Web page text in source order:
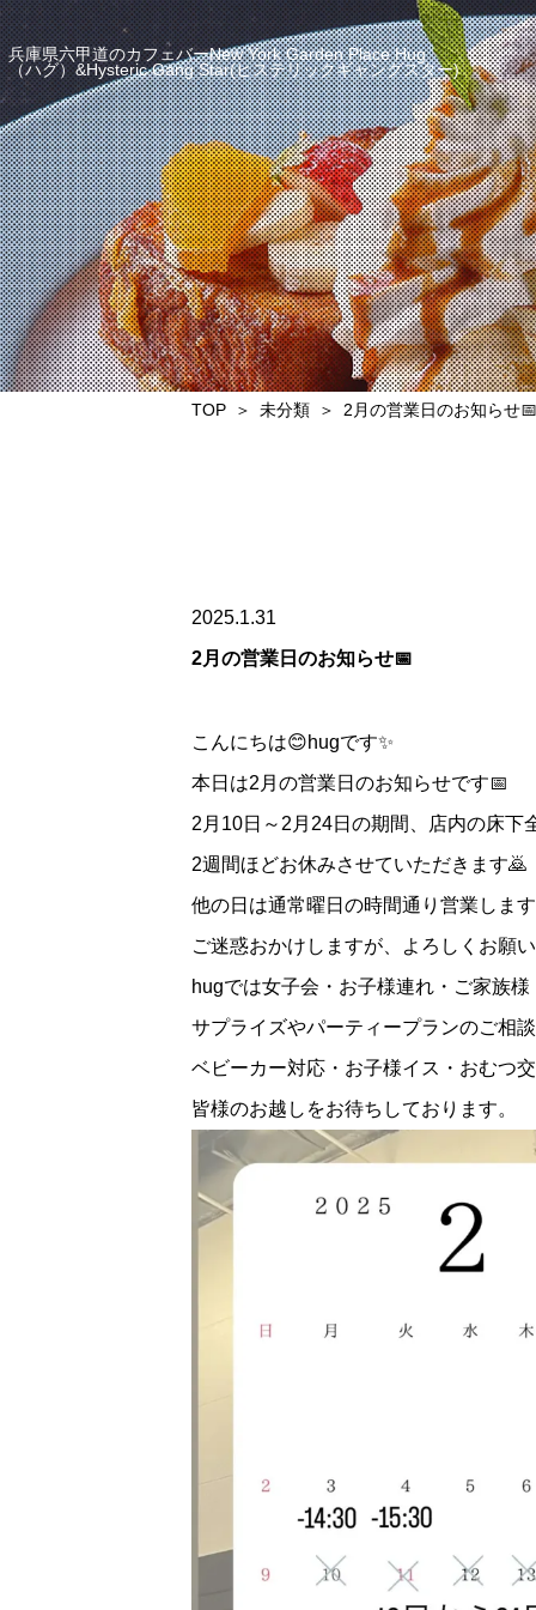
兵庫県六甲道のカフェバーNew York Garden Place Hug
（ハグ）&Hysteric Gang Star(ヒステリックギャングスター)
TOP 未分類 2月の営業日のお知らせ
2025.1.31
2月の営業日のお知らせ📅
こんにちは😊hugです✨
本日は2月の営業日のお知らせです📅
2月10日～2月24日の期間、店内の床下
2週間ほどお休みさせていただきます🙇
他の日は通常曜日の時間通り営業しま
ご迷惑おかけしますが、よろしくお願
hugでは女子会・お子様連れ・ご家族
サプライズやパーティープランのご相
ベビーカー対応・お子様イス・おむつ
皆様のお越しをお待ちしております。